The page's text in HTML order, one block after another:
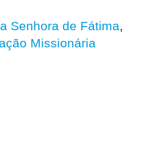
Senhora de Fátima,
Missionária